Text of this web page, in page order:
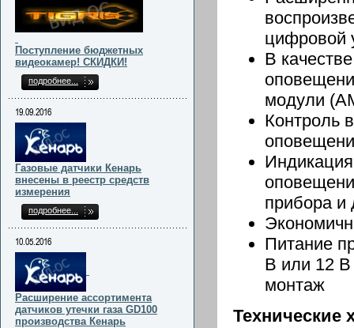
цифровой
В
модули
Контроль
прибора и
Питание
В или 12 В
монтаж
Технические
Поступление бюджетных
видеокамер! СКИДКИ!
подробнее...
19.09.2016
Газовые датчики Кенарь
внесены в реестр средств
измерения
подробнее...
10.05.2016
Расширение ассортимента
датчиков утечки газа GD100
производства Кенарь